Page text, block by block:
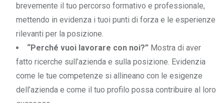
brevemente il tuo percorso formativo e professionale,
mettendo in evidenza i tuoi punti di forza e le esperienze
rilevanti per la posizione.
“Perché vuoi lavorare con noi?” Mostra di aver
fatto ricerche sull’azienda e sulla posizione. Evidenzia
come le tue competenze si allineano con le esigenze
dell’azienda e come il tuo profilo possa contribuire al loro